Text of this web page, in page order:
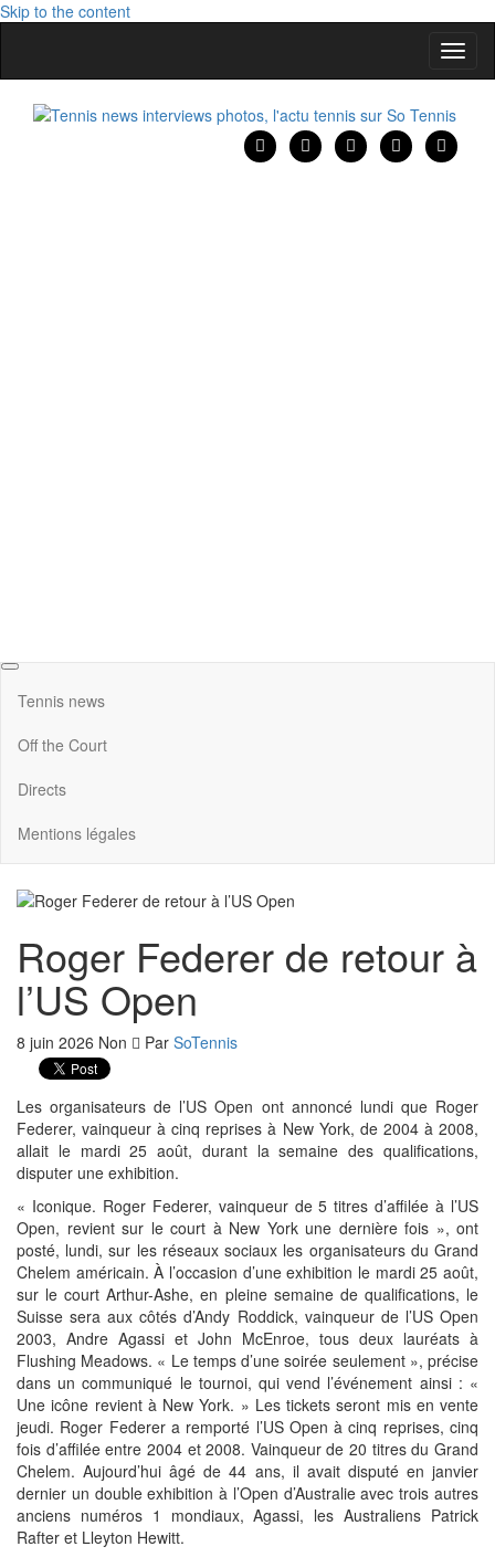
Skip to the content
la
Tennis news interviews photos, l'actu tennis sur So Tennis
Tennis news interviews photos, l'actu tennis sur So Tennis
Tennis news
Off the Court
Directs
Mentions légales
Roger Federer de retour à
l’US Open
8 juin 2026 Non Par SoTennis
Les organisateurs de l’US Open ont annoncé lundi que Roger
Federer, vainqueur à cinq reprises à New York, de 2004 à 2008,
allait le mardi 25 août, durant la semaine des qualifications,
disputer une exhibition.
« Iconique. Roger Federer, vainqueur de 5 titres d’affilée à l’US
Open, revient sur le court à New York une dernière fois », ont
posté, lundi, sur les réseaux sociaux les organisateurs du Grand
Chelem américain. À l’occasion d’une exhibition le mardi 25 août,
sur le court Arthur-Ashe, en pleine semaine de qualifications, le
Suisse sera aux côtés d’Andy Roddick, vainqueur de l’US Open
2003, Andre Agassi et John McEnroe, tous deux lauréats à
Flushing Meadows. « Le temps d’une soirée seulement », précise
dans un communiqué le tournoi, qui vend l’événement ainsi : «
Une icône revient à New York. » Les tickets seront mis en vente
jeudi. Roger Federer a remporté l’US Open à cinq reprises, cinq
fois d’affilée entre 2004 et 2008. Vainqueur de 20 titres du Grand
Chelem. Aujourd’hui âgé de 44 ans, il avait disputé en janvier
dernier un double exhibition à l’Open d’Australie avec trois autres
anciens numéros 1 mondiaux, Agassi, les Australiens Patrick
Rafter et Lleyton Hewitt.